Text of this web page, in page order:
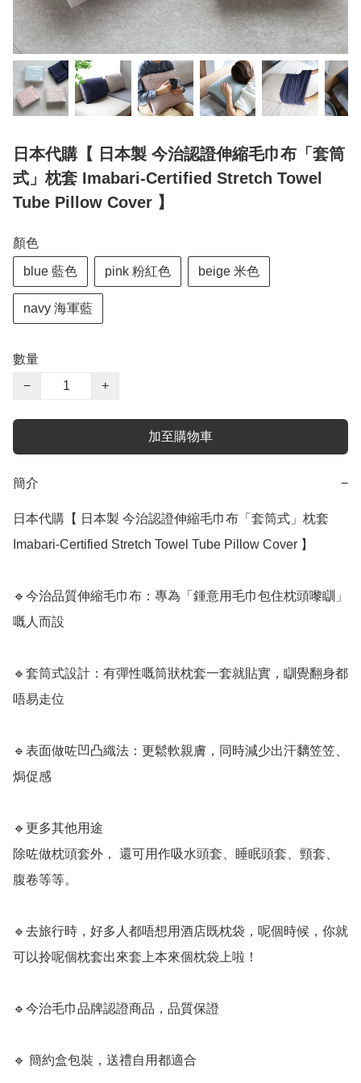
日本代購【 日本製 今治認證伸縮毛巾布「套筒
式」枕套 Imabari‑Certified Stretch Towel
Tube Pillow Cover 】
顏色
blue 藍色 pink 粉紅色 beige 米色
navy 海軍藍
數量
−
+
加至購物車
簡介 −
日本代購【 日本製 今治認證伸縮毛巾布「套筒式」枕套
Imabari‑Certified Stretch Towel Tube Pillow Cover 】
🔹今治品質伸縮毛巾布：專為「鍾意用毛巾包住枕頭嚟瞓」
嘅人而設
🔹套筒式設計：有彈性嘅筒狀枕套一套就貼實，瞓覺翻身都
唔易走位
🔹表面做咗凹凸織法：更鬆軟親膚，同時減少出汗黐笠笠、
焗促感
🔹更多其他用途
除咗做枕頭套外， 還可用作吸水頭套、睡眠頭套、頸套、
腹卷等等。
🔹去旅行時，好多人都唔想用酒店既枕袋，呢個時候，你就
可以拎呢個枕套出來套上本來個枕袋上啦！
🔹今治毛巾品牌認證商品，品質保證
🔹 簡約盒包裝，送禮自用都適合